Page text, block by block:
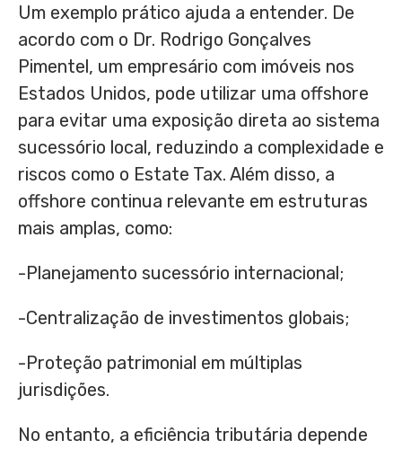
Um exemplo prático ajuda a entender. De
acordo com o Dr. Rodrigo Gonçalves
Pimentel, um empresário com imóveis nos
Estados Unidos, pode utilizar uma offshore
para evitar uma exposição direta ao sistema
sucessório local, reduzindo a complexidade e
riscos como o Estate Tax. Além disso, a
offshore continua relevante em estruturas
mais amplas, como:
-Planejamento sucessório internacional;
-Centralização de investimentos globais;
-Proteção patrimonial em múltiplas
jurisdições.
No entanto, a eficiência tributária depende